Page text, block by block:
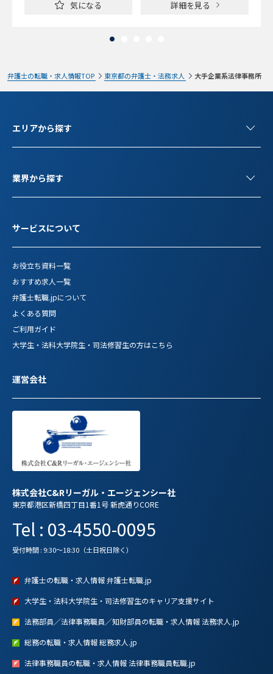
気になる 詳細を見る
弁護士の転職・求人情報TOP 東京都の弁護士・法務求人 大手企業系法律事務所
エリアから探す
業界から探す
サービスについて
お役立ち資料一覧
おすすめ求人一覧
弁護士転職.jpについて
よくある質問
ご利用ガイド
大学生・法科大学院生・司法修習生の方はこちら
運営会社
株式会社C&Rリーガル・エージェンシー社
東京都港区新橋四丁目1番1号 新虎通りCORE
Tel : 03-4550-0095
受付時間 : 9:30～18:30（土日祝日除く）
弁護士の転職・求人情報 弁護士転職.jp
大学生・法科大学院生・司法修習生のキャリア支援サイト
法務部員／法律事務職員／知財部員の転職・求人情報 法務求人.jp
総務の転職・求人情報 総務求人.jp
法律事務職員の転職・求人情報 法律事務職員転職.jp